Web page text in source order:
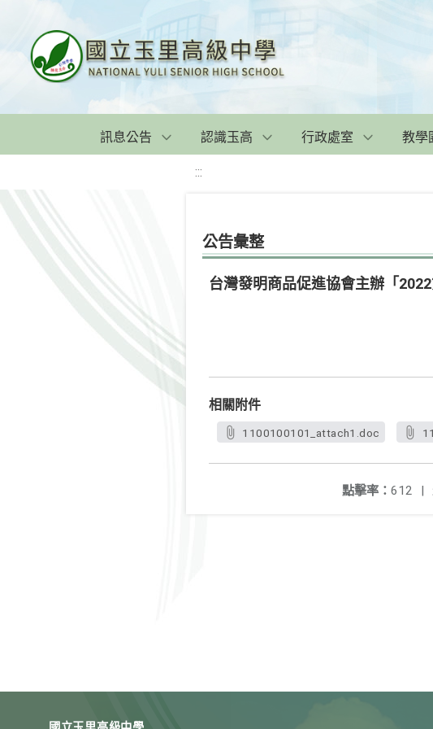
訊息公告 認識玉高 行政處室 教學
:::
公告彙整
台灣發明商品促進協會主辦「
相關附件
1100100101_attach1.doc
點擊率： 612 |